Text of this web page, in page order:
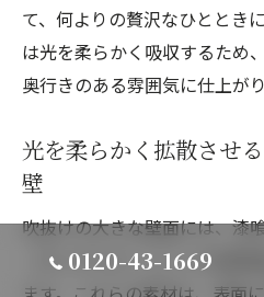
て、何よりの贅沢なひととき
は光を柔らかく吸収するため
奥行きのある雰囲気に仕上がり
光を柔らかく拡散させ
壁
吹抜けの大きな壁面には、漆
（けいそうど）といった自然
0120-43-1669